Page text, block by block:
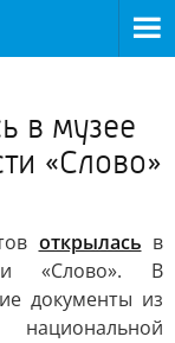
в музее
«Слово»
открылась в
«Слово». В
документы из